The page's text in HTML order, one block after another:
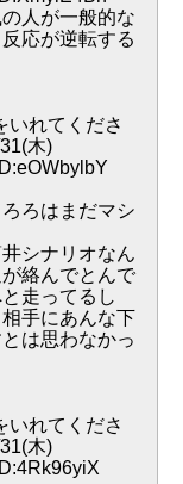
人が一般的な
応が逆転する
いれてくださ
木)
ろはまだマシ
シナリオなん
絡んでとんで
走ってるし
手にあんな下
は思わなかっ
いれてくださ
木)